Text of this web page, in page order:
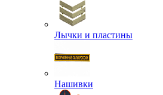
Лычки и пластины
Нашивки